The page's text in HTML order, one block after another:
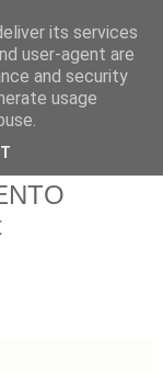
its services
user-agent are
and security
usage